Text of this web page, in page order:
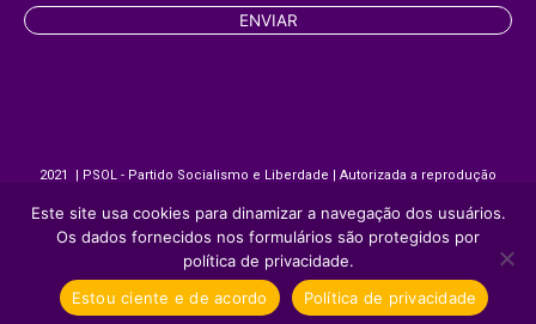
ENVIAR
2021 | PSOL - Partido Socialismo e Liberdade | Autorizada a reprodução
desde que citada a fonte.
Site desenvolvido porAppmobi
Este site usa cookies para dinamizar a navegação dos usuários.
Os dados fornecidos nos formulários são protegidos por
política de privacidade.
Estou ciente e de acordo
Política de privacidade